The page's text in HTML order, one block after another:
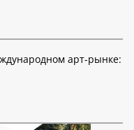
арт-рынке: